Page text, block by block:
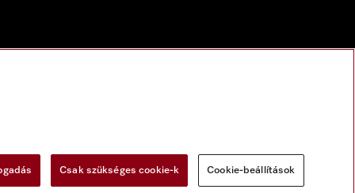
Csak szükséges cookie-k Cookie-beállítások